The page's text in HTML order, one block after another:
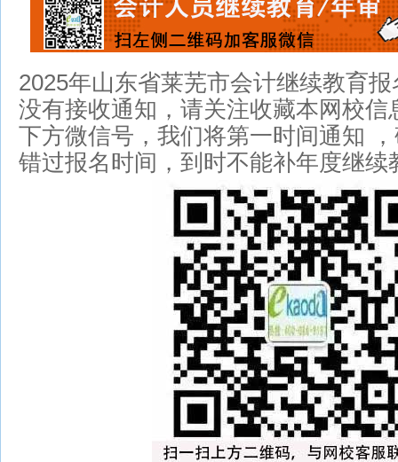
2025年山东省莱芜市会计继续教育
没有接收通知，请关注收藏本网校信
下方微信号，我们将第一时间通知
错过报名时间，到时不能补年度继续